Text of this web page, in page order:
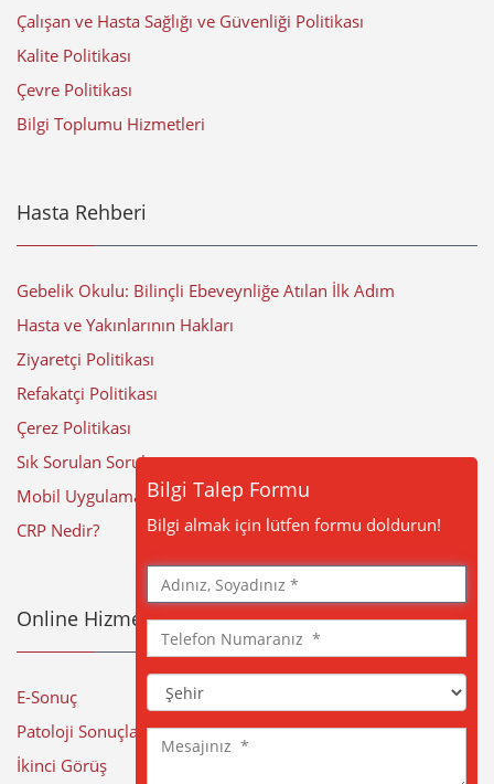
Bilgi Talep Formu
Bilgi almak için lütfen formu doldurun!
Adınız,
Soyadınız
Telefon
Numaranız
Şehir
Mesajınız
Çalışan ve Hasta Sağlığı ve Güvenliği Politikası
Kalite Politikası
Çevre Politikası
Bilgi Toplumu Hizmetleri
Hasta Rehberi
Gebelik Okulu: Bilinçli Ebeveynliğe Atılan İlk Adım
Hasta ve Yakınlarının Hakları
Ziyaretçi Politikası
Refakatçi Politikası
Çerez Politikası
Sık Sorulan Sorular
Mobil Uygulama
CRP Nedir?
Online Hizmetler
E-Sonuç
Patoloji Sonuçları
İkinci Görüş